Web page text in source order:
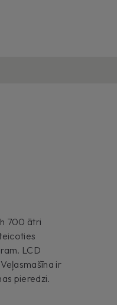
700 ātri
LCD
ir
pieredzi.